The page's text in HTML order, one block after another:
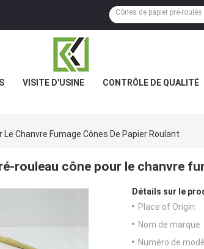
VISITE D'USINE CONTRÔLE DE QUALITÉ
Chanvre Fumage Cônes De Papier Roulant
rouleau cône pour le chanvre
Détails sur le
Place of Origin:
Nom de marque:
Numéro de